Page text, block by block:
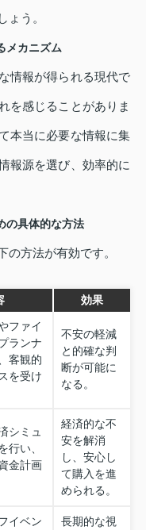
ょう。
メカニズム
情報が得られる現代で
を感じることがありま
本当に必要な情報に集
報源を選び、効率的に
の具体的な方法
方法が有効です。
効果
ファイ
ランナ
客観的
を受け
不安の軽減
と的確な判
断が可能に
なる。
シミュ
行い、
金計画
経済的な不
安を解消
し、安心し
て購入を進
められる。
イベン
長期的な視